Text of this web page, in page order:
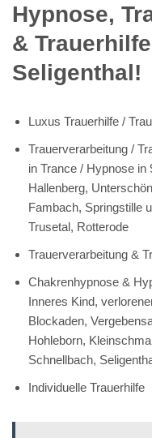
Hypnose,
&
Seligenthal!
Luxus Trauerhilfe /
Trauerverarbeitung /
in Trance / Hypnose in
Hallenberg,
Fambach, Springstille
Trusetal, Rotterode
Trauerverarbeitung &
Chakrenhypnose &
Inneres Kind,
Blockaden,
Hohleborn,
Schnellbach,
Individuelle Trauerhilfe